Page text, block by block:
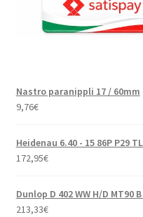
Nastro paranippli 17 / 60mm
9,76€
Heidenau 6.40 - 15 86P P29
172,95€
Dunlop D 402 WW H/D MT90
213,33€